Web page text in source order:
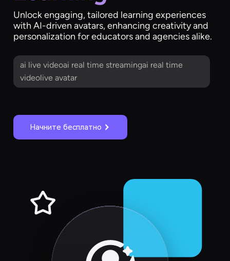
Unlock engaging, tailored learning experiences
with AI-driven avatars, enhancing creativity and
personalization for educators and agencies alike.
ai live videoai real time streamingai real time
videolive avatar
Начните бесплатно